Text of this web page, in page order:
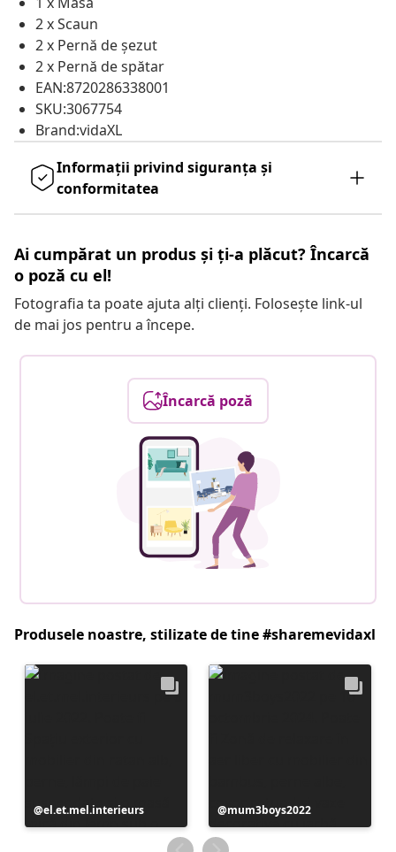
2 x Scaun
2 x Pernă de șezut
2 x Pernă de spătar
EAN:8720286338001
SKU:3067754
Brand:vidaXL
Informații privind siguranța și
conformitatea
Ai cumpărat un produs și ți-a plăcut? Încarcă
o poză cu el!
Fotografia ta poate ajuta alți clienți. Folosește link-ul
de mai jos pentru a începe.
Încarcă poză
Produsele noastre, stilizate de tine #sharemevidaxl
Postare
publicată
el.et.mel.interieurs
Postare
publicată
de
mum3boys2022